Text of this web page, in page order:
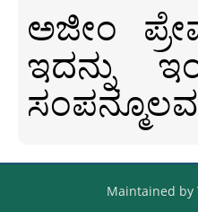
ಅಜೀಂ
ಇದನ್ನು
Maintained by